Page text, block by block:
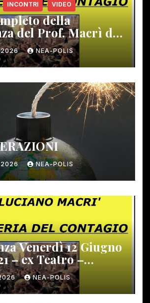
INCONTRI VIDEO
della
del Prof. Macrì del
scorso
2026 NEA-POLIS
2026 NEA-POLIS
Venerdì 12 Giugno
– ex Teatro –
Terme –
NEA-POLIS